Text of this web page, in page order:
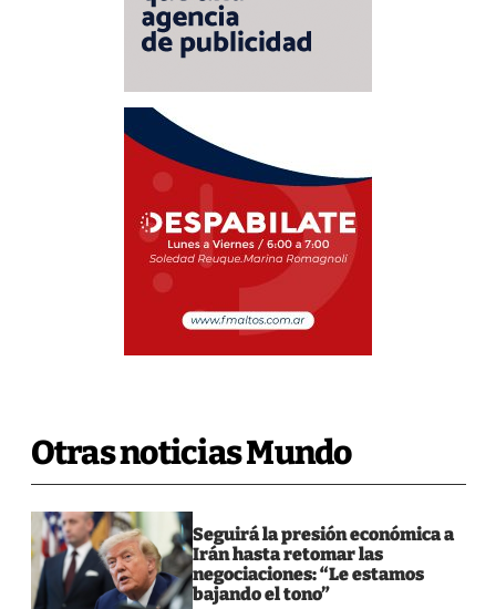
Otras noticias Mundo
Seguirá la presión económica a
Irán hasta retomar las
negociaciones: “Le estamos
bajando el tono”